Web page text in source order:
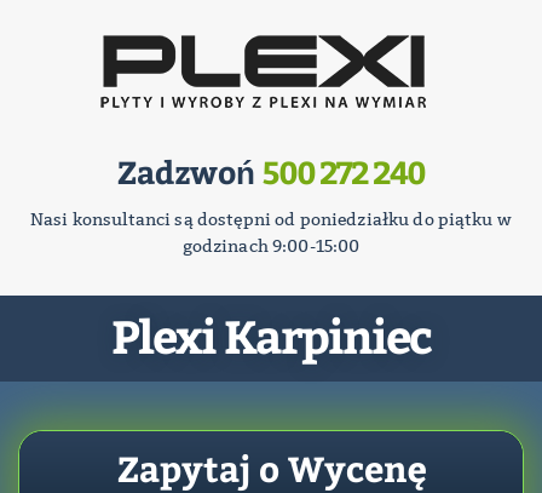
Zadzwoń 500 272 240
Nasi konsultanci są dostępni od poniedziałku do piątku w
godzinach 9:00-15:00
Plexi Karpiniec
Zapytaj o Wycenę